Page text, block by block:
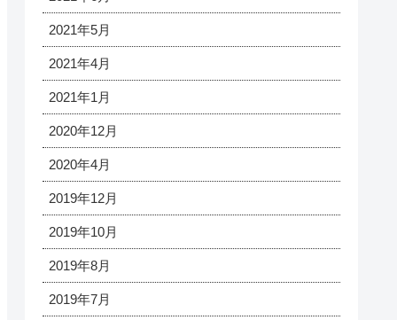
2021年5月
2021年4月
2021年1月
2020年12月
2020年4月
2019年12月
2019年10月
2019年8月
2019年7月